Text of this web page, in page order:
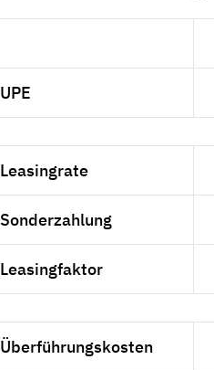
UPE
Leasingrate
Sonderzahlung
Leasingfaktor
Überführungskosten